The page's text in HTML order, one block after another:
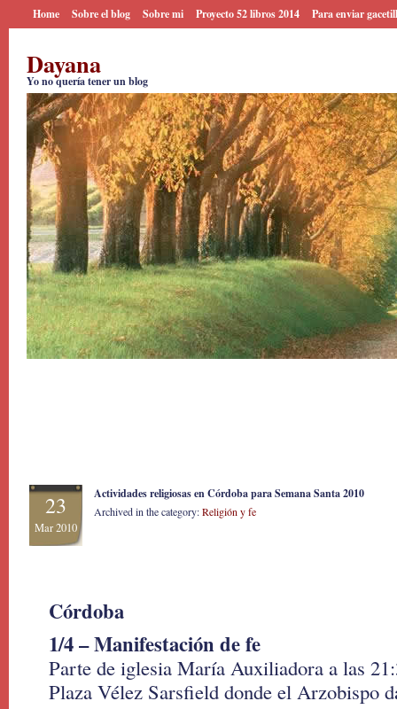
Home Sobre el blog Sobre mi Proyecto 52 libros 2014 Para enviar
Dayana
Yo no quería tener un blog
23
Mar 2010
Actividades religiosas en Córdoba para Semana Santa 2010
Archived in the category:Religión y fe
Córdoba
1/4 – Manifestación de fe
Parte de iglesia María Auxiliadora a las
Plaza Vélez Sarsfield donde el Arzobispo